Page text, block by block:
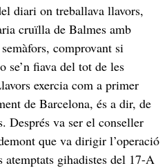
diari on treballava llavors,
cruïlla de Balmes amb
comprovant si
se’n fiava del tot de les
exercia com a primer
de Barcelona, és a dir, de
Després va ser el conseller
que va dirigir l’operació
atemptats gihadistes del 17-A